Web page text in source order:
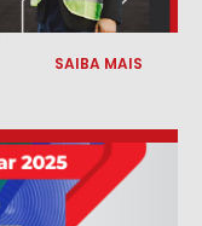
SAIBA MAIS